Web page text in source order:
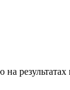
результатах